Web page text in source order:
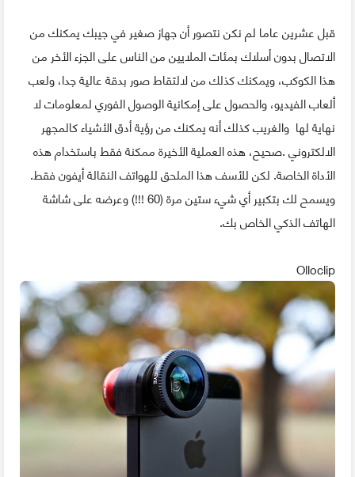
قبل عشرين عاما لم نكن نتصور أن جهاز صغير في جيبك يمكنك من
الاتصال بدون أسلاك بمئات الملايين من الناس على الجزء الأخر من
هذا الكوكب، ويمكنك كذلك من لالتقاط صور بدقة عالية جدا، ولعب
ألعاب الفيديو، والحصول على إمكانية الوصول الفوري لمعلومات لا
نهاية لها والغريب كذلك أنه يمكنك من رؤية أدق الأشياء كالمجهر
الالكتروني .صحيح، هذه العملية الأخيرة ممكنة فقط باستخدام هذه
الأداة الخاصة. لكن للأسف هذا الملحق للهواتف النقالة أيفون فقط.
ويسمح لك بتكبير أي شيء ستين مرة (60 !!!) وعرضه على شاشة
الهاتف الذكي الخاص بك.
Olloclip